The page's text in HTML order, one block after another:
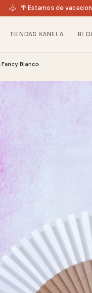
🌴 Estamos de
TIENDAS KANELA
›Fancy Blanco